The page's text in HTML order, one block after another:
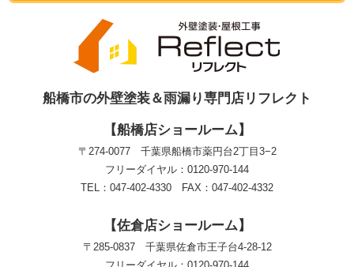
船橋市の外壁塗装＆雨漏り専門店リフレクト
【船橋店ショールーム】
〒274-0077 千葉県船橋市薬円台2丁目3−2
フリーダイヤル：0120-970-144
TEL：047-402-4330 FAX：047-402-4332
【佐倉店ショールーム】
〒285-0837 千葉県佐倉市王子台4-28-12